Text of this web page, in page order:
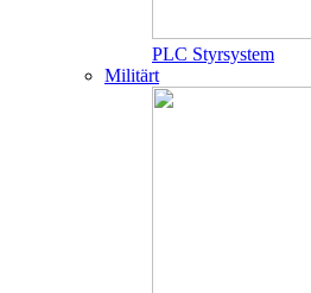
PLC Styrsystem
Militärt